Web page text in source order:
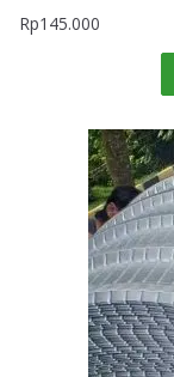
Rp145.000